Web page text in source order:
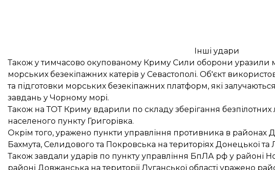
Інші удари
Також у тимчасово окупованому Криму Сили оборони уразили
морських безекіпажних катерів у Севастополі. Об'єкт
та підготовки морських безекіпажних платформ, які
завдань у Чорному морі.
Також на ТОТ Криму вдарили по складу зберігання безпілотних
населеного пункту Григорівка.
Окрім того, уражено пункти управління противника в районах
Бахмута, Селидового та Покровська на територіях Донецької та
Також завдали ударів по пункту управління БпЛА рф у районі
районі Довжанська на території Луганської області уражено